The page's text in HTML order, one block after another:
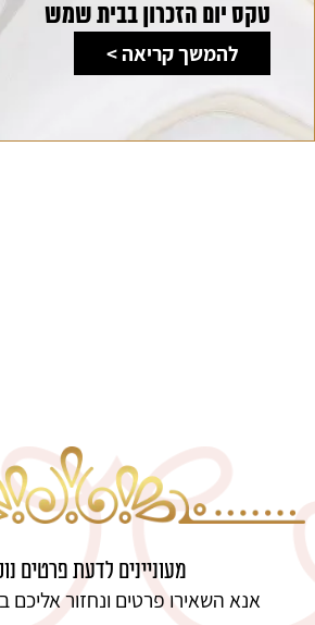
טקס יום הזכרון בבית שמש
להמשך קריאה >
מעוניינים לדעת פרטים
אנא השאירו פרטים ונחזור